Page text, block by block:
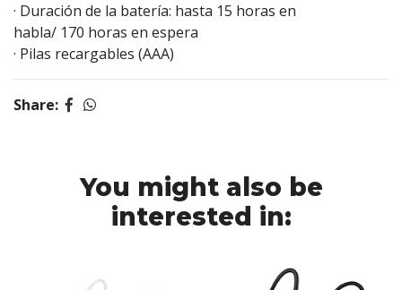
· Duración de la batería: hasta 15 horas en
habla/ 170 horas en espera
· Pilas recargables (AAA)
Share:
You might also be
interested in: